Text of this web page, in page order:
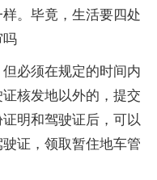
。毕竟，生活要四处
吗
必须在规定的时间内
核发地以外的，提交
证明和驾驶证后，可以
证，领取暂住地车管